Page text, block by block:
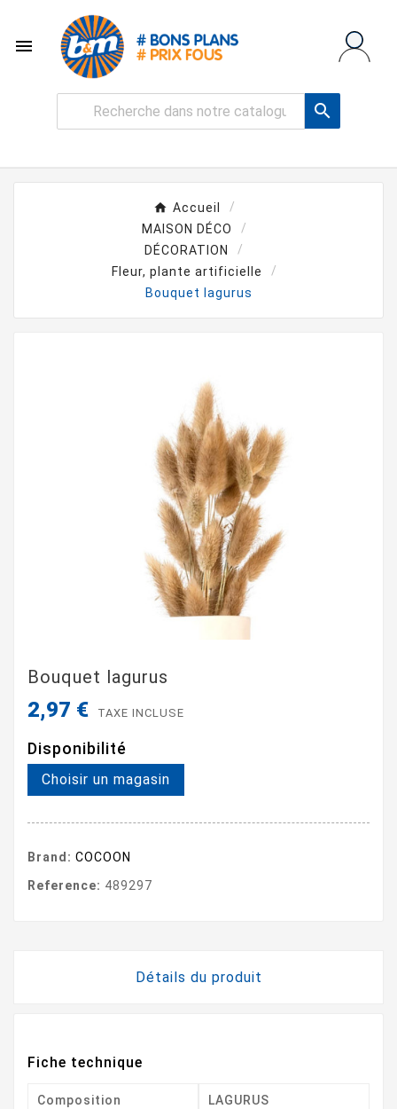


Accueil
MAISON DÉCO
DÉCORATION
Fleur, plante artificielle
Bouquet lagurus
Bouquet lagurus
2,97 € TAXE INCLUSE
Disponibilité
Choisir un magasin
Brand: COCOON
Reference: 489297
Détails du produit
Fiche technique
Composition LAGURUS